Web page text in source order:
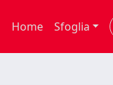
Home Sfoglia